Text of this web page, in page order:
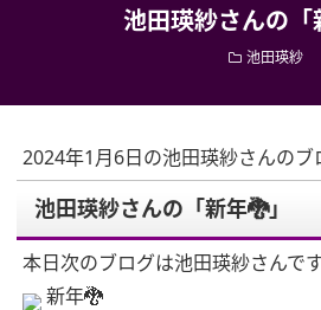
池田瑛紗さんの「
池田瑛紗
2024年1月6日の池田瑛紗さんのブ
池田瑛紗さんの「新年🐉」
本日次のブログは池田瑛紗さんです
新年🐉